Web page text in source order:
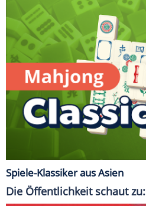
Spiele-Klassiker aus Asien
Die Öffentlichkeit schaut zu: